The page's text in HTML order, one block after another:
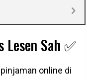
Sah ✅
online di